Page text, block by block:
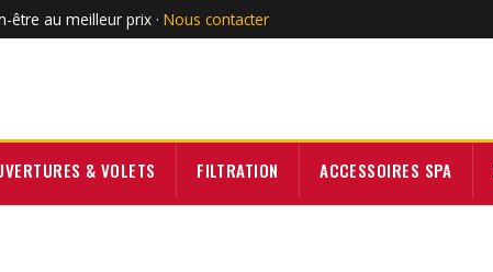
être au meilleur prix · Nous contacter
& VOLETS FILTRATION ACCESSOIRES SPA